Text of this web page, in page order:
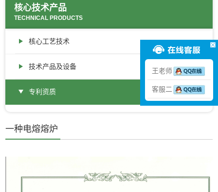
核心技术产品
TECHNICAL PRODUCTS
核心工艺技术
技术产品及设备
专利资质
一种电熔熔炉
王老师
客服二